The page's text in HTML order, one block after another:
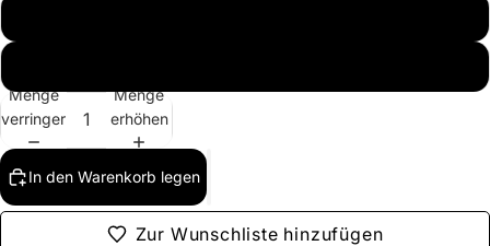
Menge
verringern
Menge
erhöhen
In den Warenkorb legen
Zur Wunschliste hinzufügen